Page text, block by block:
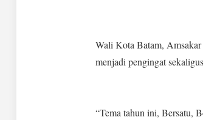
Wali Kota Batam,
menjadi pengingat
“Tema tahun ini, Bersatu,